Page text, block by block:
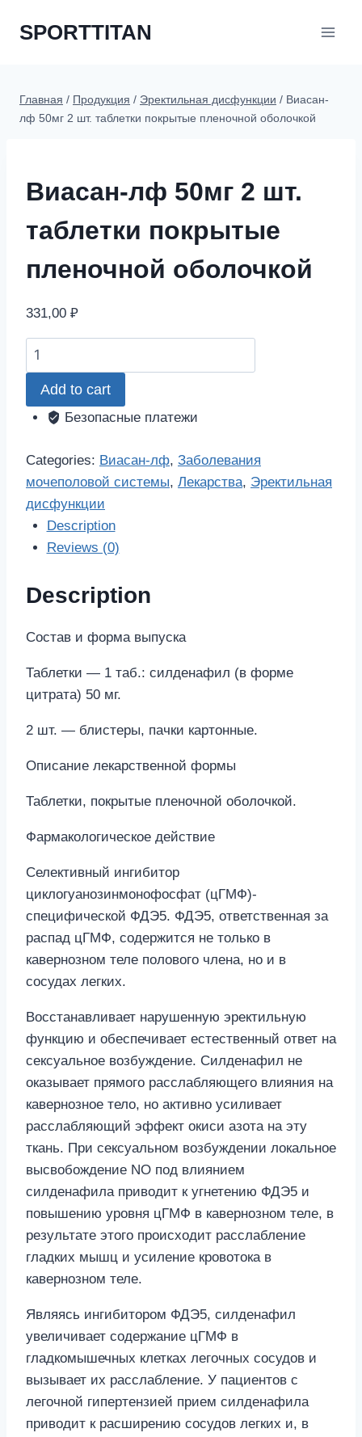
SPORTTITAN
Главная / Продукция / Эректильная дисфункции / Виасан-
лф 50мг 2 шт. таблетки покрытые пленочной оболочкой
Виасан-лф 50мг 2 шт.
таблетки покрытые
пленочной оболочкой
331,00 ₽
Виасан-
лф
50мг
таблетки
покрытые
пленочной
оболочкой
quantity
Add to cart
Безопасные платежи
Categories: Виасан-лф, Заболевания
мочеполовой системы, Лекарства, Эректильная
дисфункции
Description
Reviews (0)
Description
Состав и форма выпуска
Таблетки — 1 таб.: силденафил (в форме
цитрата) 50 мг.
2 шт. — блистеры, пачки картонные.
Описание лекарственной формы
Таблетки, покрытые пленочной оболочкой.
Фармакологическое действие
Селективный ингибитор
циклогуанозинмонофосфат (цГМФ)-
специфической ФДЭ5. ФДЭ5, ответственная за
распад цГМФ, содержится не только в
кавернозном теле полового члена, но и в
сосудах легких.
Восстанавливает нарушенную эректильную
функцию и обеспечивает естественный ответ на
сексуальное возбуждение. Силденафил не
оказывает прямого расслабляющего влияния на
кавернозное тело, но активно усиливает
расслабляющий эффект окиси азота на эту
ткань. При сексуальном возбуждении локальное
высвобождение NO под влиянием
силденафила приводит к угнетению ФДЭ5 и
повышению уровня цГМФ в кавернозном теле, в
результате этого происходит расслабление
гладких мышц и усиление кровотока в
кавернозном теле.
Являясь ингибитором ФДЭ5, силденафил
увеличивает содержание цГМФ в
гладкомышечных клетках легочных сосудов и
вызывает их расслабление. У пациентов с
легочной гипертензией прием силденафила
приводит к расширению сосудов легких и, в